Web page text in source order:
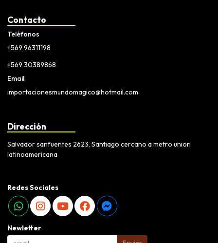
Contacto
Teléfonos
+569 96311198
+569 30389868
Email
importacionesmundomagico@hotmail.com
Dirección
Salvador sanfuentes 2623, Santiago cercano a metro union
latinoamericana
Redes Sociales
Newletter